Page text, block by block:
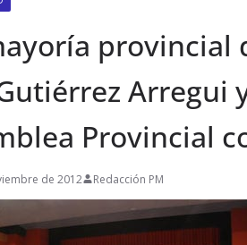
provincial
Arregui
Provincial
de 2012 Redacción PM